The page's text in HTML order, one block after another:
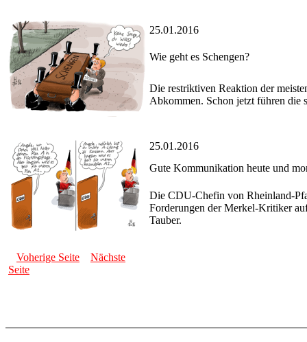
25.01.2016
Wie geht es Schengen?
Die restriktiven Reaktion der
Abkommen. Schon jetzt führen die
25.01.2016
Gute Kommunikation heute und
Die CDU-Chefin von Rheinland-
Forderungen der Merkel-Kritiker
Tauber.
Voherige Seite
Nächste
Seite